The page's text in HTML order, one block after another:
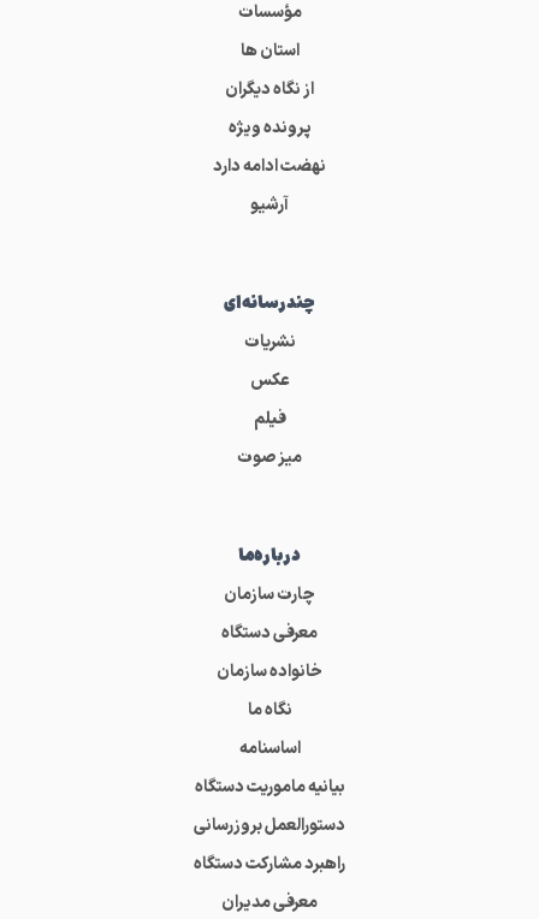
مؤسسات
استان ها
از نگاه دیگران
پرونده ویژه
نهضت ادامه دارد
آرشیو
چندرسانه‌ای
نشریات
عکس
فیلم
میز صوت
درباره‌ما
چارت سازمان
معرفی دستگاه
خانواده سازمان
نگاه ما
اساسنامه
بیانیه ماموریت دستگاه
دستورالعمل بروزرسانی
راهبرد مشارکت دستگاه
معرفی مدیران